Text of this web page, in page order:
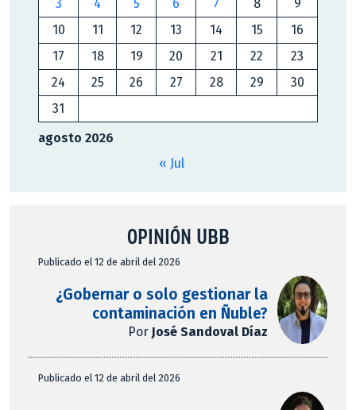
agosto 2026
3 4 5 6 7 8
9
10
11 12 13 14 15
16
17
18 19 20 21 22
23
24
25 26 27 28 29
30
31
« Jul
OPINIÓN UBB
Publicado el 12 de abril del 2026
¿Gobernar o solo gestionar la
contaminación en Ñuble?
Por José Sandoval Díaz
Publicado el 12 de abril del 2026